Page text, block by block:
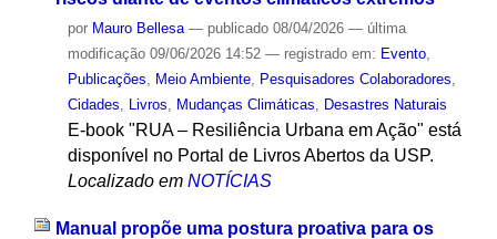
por Mauro Bellesa — publicado08/04/2026 — última
modificação09/06/2026 14:52 — registrado em: Evento,
Publicações, Meio Ambiente, Pesquisadores Colaboradores,
Cidades, Livros, Mudanças Climáticas, Desastres Naturais
E-book "RUA – Resiliência Urbana em Ação" está
disponível no Portal de Livros Abertos da USP.
Localizado em NOTÍCIAS
Manual propõe uma postura proativa para os